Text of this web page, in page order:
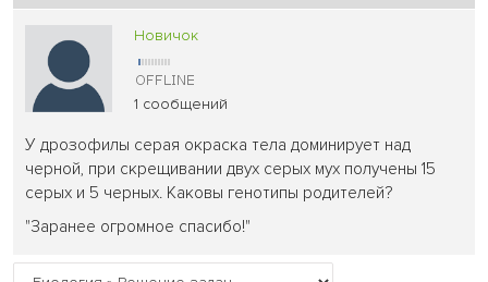
Новичок
1 сообщений
У дрозофилы серая окраска тела доминирует над
черной, при скрещивании двух серых мух получены 15
серых и 5 черных. Каковы генотипы родителей?
"Заранее огромное спасибо!"